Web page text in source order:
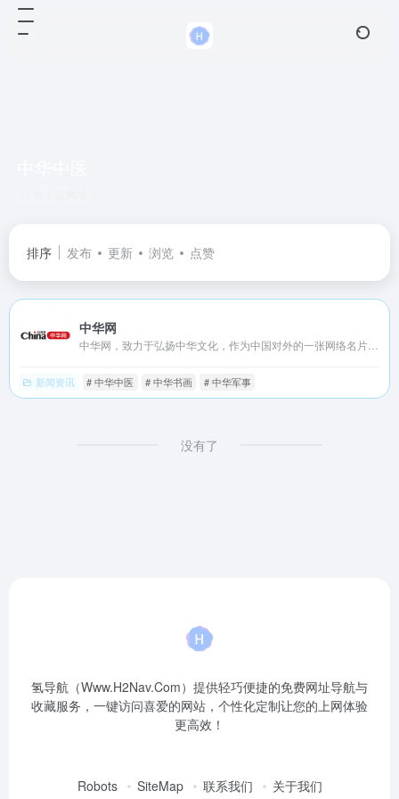
排序 发布 更新 浏览 点赞
中华网
新闻资讯 # 中华中医 # 中华书画 # 中华军事
没有了
氢导航（Www.H2Nav.Com）提供轻巧便捷的免费网址导航与
收藏服务，一键访问喜爱的网站，个性化定制让您的上网体验
更高效！
Robots SiteMap 联系我们 关于我们